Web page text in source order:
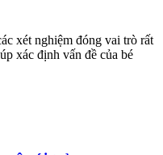
xét nghiệm đóng vai trò rất
xác định vấn đề của bé